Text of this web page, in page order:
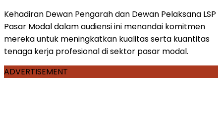
Kehadiran Dewan Pengarah dan Dewan Pelaksana LSP
Pasar Modal dalam audiensi ini menandai komitmen
mereka untuk meningkatkan kualitas serta kuantitas
tenaga kerja profesional di sektor pasar modal.
ADVERTISEMENT